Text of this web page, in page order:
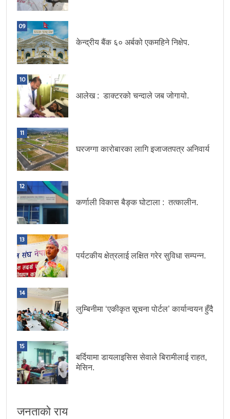
09
केन्द्रीय बैंक ६० अर्बको एकमहिने निक्षेप.
10
आलेख : डाक्टरको चन्दाले जब जोगायो.
11
घरजग्गा कारोबारका लागि इजाजतपत्र अनिवार्य
12
कर्णाली विकास बैङ्क घोटाला : तत्कालीन.
13
पर्यटकीय क्षेत्रलाई लक्षित गरेर सुविधा सम्पन्न.
14
लुम्बिनीमा ‘एकीकृत सूचना पोर्टल’ कार्यान्वयन हुँदै
15
बर्दियामा डायलाइसिस सेवाले बिरामीलाई राहत,
मेसिन.
जनताको राय